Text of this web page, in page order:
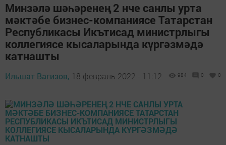
Минзәлә шәһәренең 2 нче санлы урта
мәктәбе бизнес-компаниясе Татарстан
Республикасы Икътисад министрлыгы
коллегиясе кысаларында күргәзмәдә
катнашты
Ильшат Вагизов, 18 февраль 2022 - 11:12 984 0 0